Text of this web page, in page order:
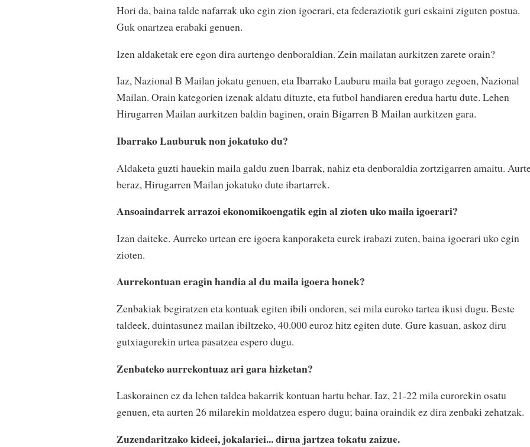
Hori da, baina talde nafarrak uko egin zion igoerari, eta federaziotik guri eskaini ziguten postua.
Guk onartzea erabaki genuen.
Izen aldaketak ere egon dira aurtengo denboraldian. Zein mailatan aurkitzen zarete orain?
Iaz, Nazional B Mailan jokatu genuen, eta Ibarrako Lauburu maila bat gorago zegoen, Nazional
Mailan. Orain kategorien izenak aldatu dituzte, eta futbol handiaren eredua hartu dute. Lehen
Hirugarren Mailan aurkitzen baldin baginen, orain Bigarren B Mailan aurkitzen gara.
Ibarrako Lauburuk non jokatuko du?
Aldaketa guzti hauekin maila galdu zuen Ibarrak, nahiz eta denboraldia zortzigarren amaitu.
beraz, Hirugarren Mailan jokatuko dute ibartarrek.
Ansoaindarrek arrazoi ekonomikoengatik egin al zioten uko maila igoerari?
Izan daiteke. Aurreko urtean ere igoera kanporaketa eurek irabazi zuten, baina igoerari uko egin
zioten.
Aurrekontuan eragin handia al du maila igoera honek?
Zenbakiak begiratzen eta kontuak egiten ibili ondoren, sei mila euroko tartea ikusi dugu. Beste
taldeek, duintasunez mailan ibiltzeko, 40.000 euroz hitz egiten dute. Gure kasuan, askoz diru
gutxiagorekin urtea pasatzea espero dugu.
Zenbateko aurrekontuaz ari gara hizketan?
Laskorainen ez da lehen taldea bakarrik kontuan hartu behar. Iaz, 21-22 mila eurorekin osatu
genuen, eta aurten 26 milarekin moldatzea espero dugu; baina oraindik ez dira zenbaki zehatzak.
Zuzendaritzako kideei, jokalariei... dirua jartzea tokatu zaizue.